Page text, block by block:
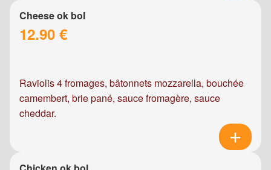
Cheese ok bol
12.90 €
Raviolis 4 fromages, bâtonnets mozzarella, bouchée
camembert, brie pané, sauce fromagère, sauce
cheddar.